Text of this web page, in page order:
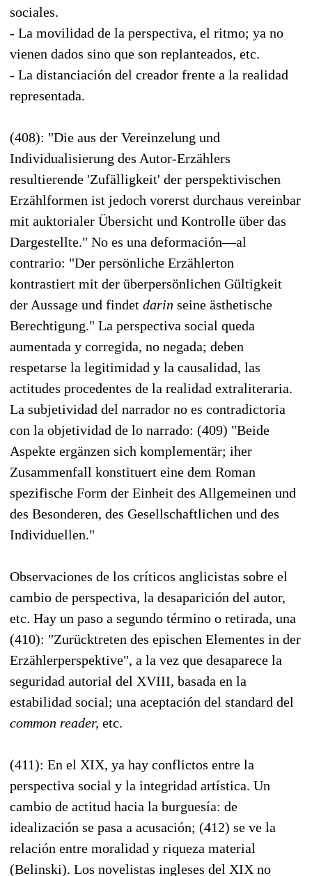
sociales.
- La movilidad de la perspectiva, el ritmo; ya no
vienen dados sino que son replanteados, etc.
- La distanciación del creador frente a la realidad
representada.
(408): "Die aus der Vereinzelung und
Individualisierung des Autor-Erzählers
resultierende 'Zufälligkeit' der perspektivischen
Erzählformen ist jedoch vorerst durchaus vereinbar
mit auktorialer Übersicht und Kontrolle über das
Dargestellte." No es una deformación—al
contrario: "Der persönliche Erzählerton
kontrastiert mit der überpersönlichen Gültigkeit
der Aussage und findet darin seine ästhetische
Berechtigung." La perspectiva social queda
aumentada y corregida, no negada; deben
respetarse la legitimidad y la causalidad, las
actitudes procedentes de la realidad extraliteraria.
La subjetividad del narrador no es contradictoria
con la objetividad de lo narrado: (409) "Beide
Aspekte ergänzen sich komplementär; iher
Zusammenfall konstituert eine dem Roman
spezifische Form der Einheit des Allgemeinen und
des Besonderen, des Gesellschaftlichen und des
Individuellen."
Observaciones de los críticos anglicistas sobre el
cambio de perspectiva, la desaparición del autor,
etc. Hay un paso a segundo término o retirada, una
(410): "Zurücktreten des epischen Elementes in der
Erzählerperspektive", a la vez que desaparece la
seguridad autorial del XVIII, basada en la
estabilidad social; una aceptación del standard del
common reader, etc.
(411): En el XIX, ya hay conflictos entre la
perspectiva social y la integridad artística. Un
cambio de actitud hacia la burguesía: de
idealización se pasa a acusación; (412) se ve la
relación entre moralidad y riqueza material
(Belinski). Los novelistas ingleses del XIX no